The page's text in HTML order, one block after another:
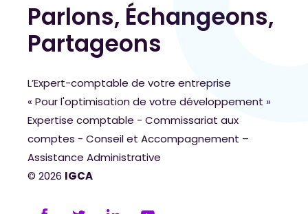
Parlons, Échangeons,
Partageons
L’Expert-comptable de votre entreprise
« Pour l'optimisation de votre développement »
Expertise comptable - Commissariat aux
comptes - Conseil et Accompagnement –
Assistance Administrative
© 2026 IGCA